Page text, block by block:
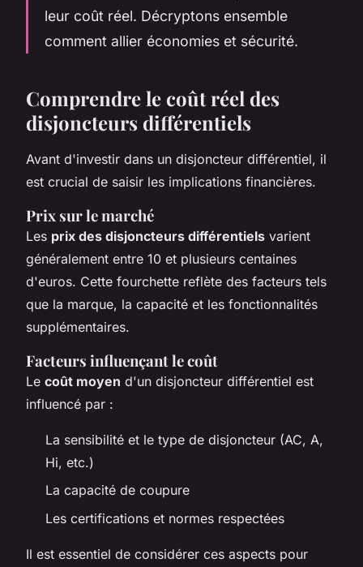
leur coût réel. Décryptons ensemble
comment allier économies et sécurité.
Comprendre le coût réel des
disjoncteurs différentiels
Avant d'investir dans un disjoncteur différentiel, il
est crucial de saisir les implications financières.
Prix sur le marché
Les prix des disjoncteurs différentiels varient
généralement entre 10 et plusieurs centaines
d'euros. Cette fourchette reflète des facteurs tels
que la marque, la capacité et les fonctionnalités
supplémentaires.
Facteurs influençant le coût
Le coût moyen d'un disjoncteur différentiel est
influencé par :
La sensibilité et le type de disjoncteur (AC, A,
Hi, etc.)
La capacité de coupure
Les certifications et normes respectées
Il est essentiel de considérer ces aspects pour